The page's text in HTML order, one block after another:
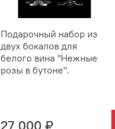
Подарочный набор из
двух бокалов для
белого вина "Нежные
розы в бутоне".
27 000 ₽